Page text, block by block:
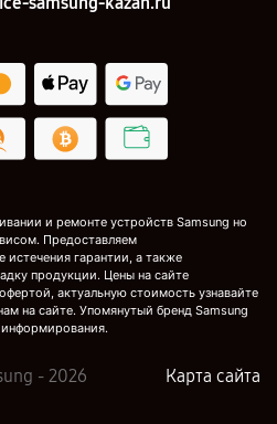
и ремонте устройств Samsung но
Предоставляем
истечения гарантии, а также
продукции. Цены на сайте
актуальную стоимость узнавайте
на сайте. Упомянутый бренд Samsung
- 2026 Карта сайта